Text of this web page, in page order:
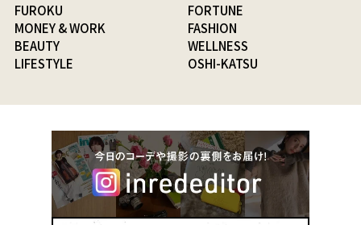
FUROKU
FORTUNE
MONEY & WORK
FASHION
BEAUTY
WELLNESS
LIFESTYLE
OSHI-KATSU